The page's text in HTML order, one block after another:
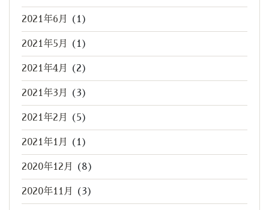
2021年6月 (1)
2021年5月 (1)
2021年4月 (2)
2021年3月 (3)
2021年2月 (5)
2021年1月 (1)
2020年12月 (8)
2020年11月 (3)